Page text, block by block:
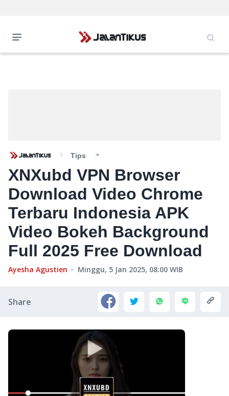
Tips
XNXubd VPN Browser
Download Video Chrome
Terbaru Indonesia APK
Video Bokeh Background
Full 2025 Free Download
Ayesha Agustien Minggu, 5 Jan 2025, 08:00 WIB
Share